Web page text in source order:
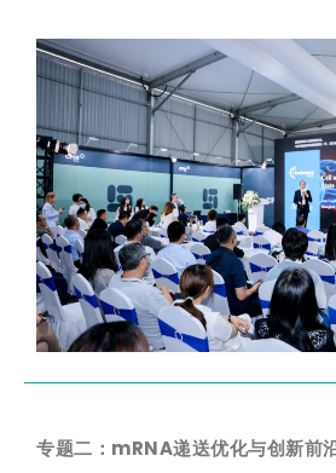
专题二：mRNA递送优化与创新前